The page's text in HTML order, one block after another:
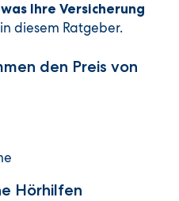
Ihre Versicherung
diesem Ratgeber.
den Preis von
Hörhilfen